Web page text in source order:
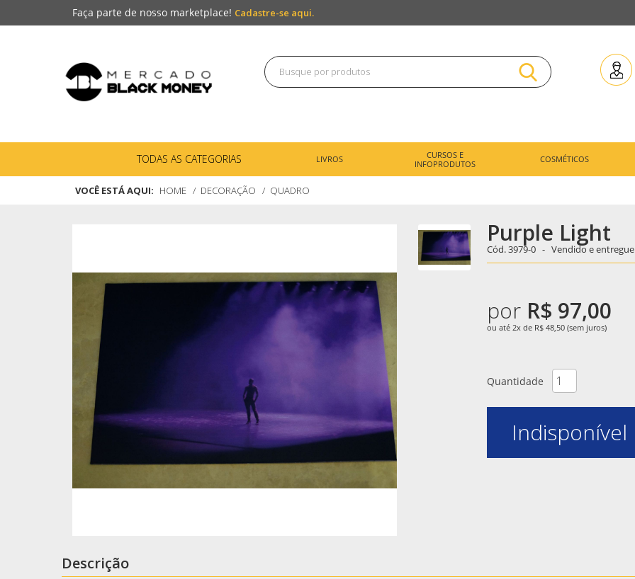
Faça parte de nosso marketplace! Cadastre-se aqui.
TODAS AS CATEGORIAS LIVROS
CURSOS E
INFOPRODUTOS
COSMÉTICOS
VOCÊ ESTÁ AQUI: HOME DECORAÇÃO QUADRO
Purple Light
Cód.3979-0 - Vendido e
por R$ 97,00
ou até 2x de R$ 48,50 (sem juros)
Quantidade
Indisponível
Descrição